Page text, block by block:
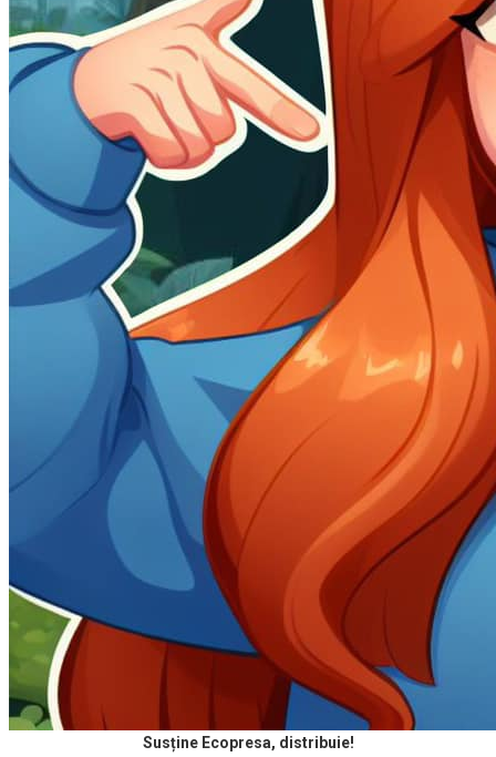
Susține Ecopresa, distribuie!